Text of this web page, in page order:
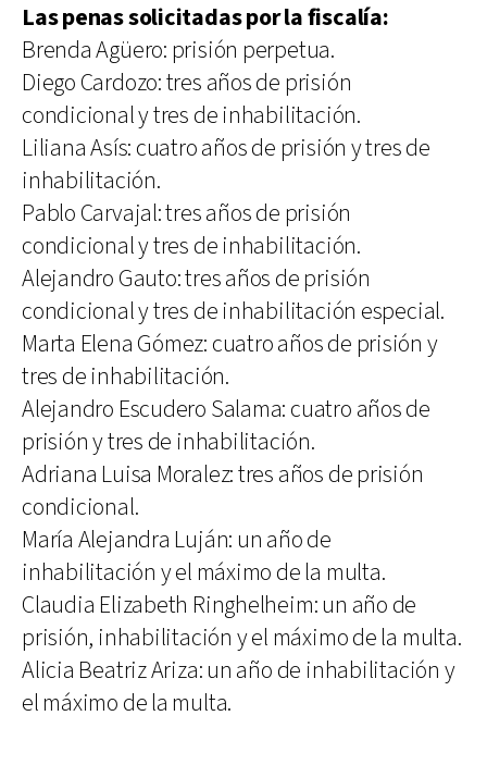
Las penas solicitadas por la fiscalía:
Brenda Agüero: prisión perpetua.
Diego Cardozo: tres años de prisión
condicional y tres de inhabilitación.
Liliana Asís: cuatro años de prisión y tres de
inhabilitación.
Pablo Carvajal: tres años de prisión
condicional y tres de inhabilitación.
Alejandro Gauto: tres años de prisión
condicional y tres de inhabilitación especial.
Marta Elena Gómez: cuatro años de prisión y
tres de inhabilitación.
Alejandro Escudero Salama: cuatro años de
prisión y tres de inhabilitación.
Adriana Luisa Moralez: tres años de prisión
condicional.
María Alejandra Luján: un año de
inhabilitación y el máximo de la multa.
Claudia Elizabeth Ringhelheim: un año de
prisión, inhabilitación y el máximo de la multa.
Alicia Beatriz Ariza: un año de inhabilitación y
el máximo de la multa.